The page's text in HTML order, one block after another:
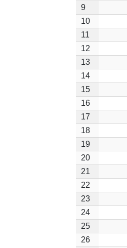
9
10
11
12
13
14
15
16
17
18
19
20
21
22
23
24
25
26